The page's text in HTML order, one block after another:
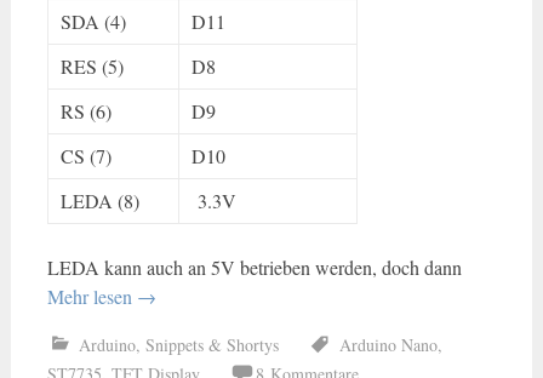
SDA (4)
D11
RES (5)
D8
RS (6)
D9
CS (7)
D10
LEDA (8)
3.3V
LEDA kann auch an 5V betrieben werden, doch dann
Mehr lesen →
Arduino, Snippets & Shortys Arduino Nano,
ST7735, TFT Display 8 Kommentare